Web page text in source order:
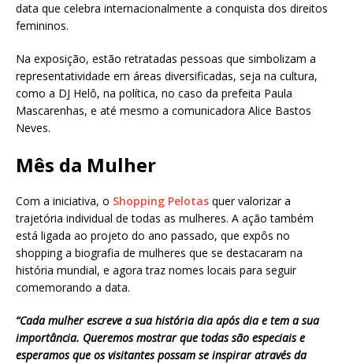
data que celebra internacionalmente a conquista dos direitos
femininos.
Na exposição, estão retratadas pessoas que simbolizam a
representatividade em áreas diversificadas, seja na cultura,
como a DJ Helô, na política, no caso da prefeita Paula
Mascarenhas, e até mesmo a comunicadora Alice Bastos
Neves.
Mês da Mulher
Com a iniciativa, o Shopping Pelotas quer valorizar a
trajetória individual de todas as mulheres. A ação também
está ligada ao projeto do ano passado, que expôs no
shopping a biografia de mulheres que se destacaram na
história mundial, e agora traz nomes locais para seguir
comemorando a data.
“Cada mulher escreve a sua história dia após dia e tem a sua
importância. Queremos mostrar que todas são especiais e
esperamos que os visitantes possam se inspirar através da